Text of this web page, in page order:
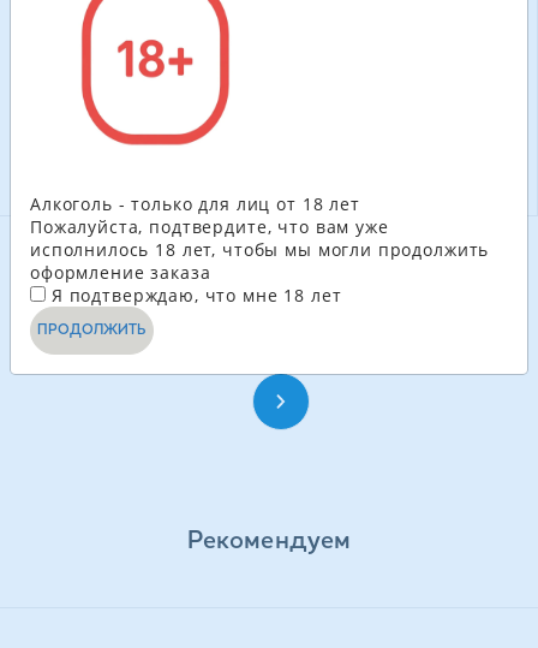
100.80
В КОРЗИНУ
СМОТРЕТЬ ЕЩЁ
Рекомендуем
Алкоголь - только для лиц от 18 лет
Пожалуйста, подтвердите, что вам уже
исполнилось 18 лет, чтобы мы могли продолжить
оформление заказа
Я подтверждаю, что мне 18 лет
ПРОДОЛЖИТЬ